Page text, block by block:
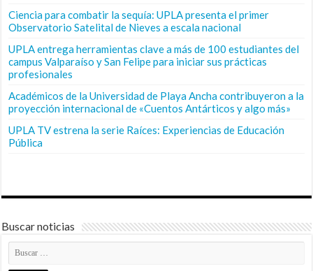
Ciencia para combatir la sequía: UPLA presenta el primer
Observatorio Satelital de Nieves a escala nacional
UPLA entrega herramientas clave a más de 100 estudiantes del
campus Valparaíso y San Felipe para iniciar sus prácticas
profesionales
Académicos de la Universidad de Playa Ancha contribuyeron a la
proyección internacional de «Cuentos Antárticos y algo más»
UPLA TV estrena la serie Raíces: Experiencias de Educación
Pública
Buscar noticias